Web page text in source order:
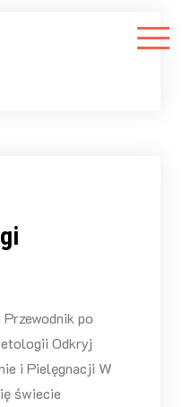
po
Odkryj
i Pielęgnacji W
świecie